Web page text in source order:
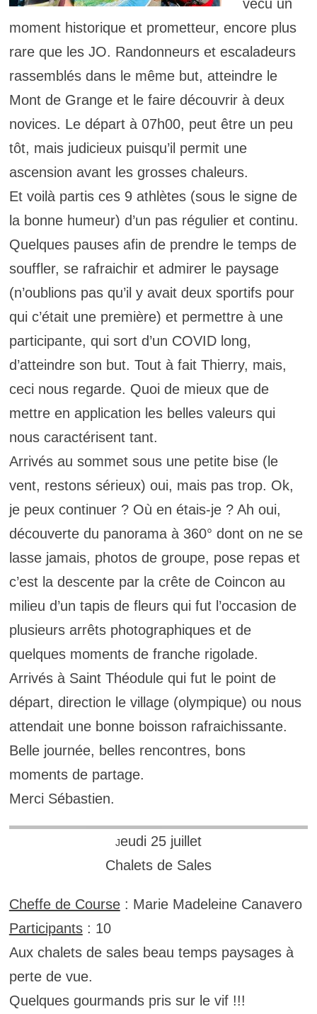
vécu un
moment historique et prometteur, encore plus
rare que les JO. Randonneurs et escaladeurs
rassemblés dans le même but, atteindre le
Mont de Grange et le faire découvrir à deux
novices. Le départ à 07h00, peut être un peu
tôt, mais judicieux puisqu’il permit une
ascension avant les grosses chaleurs.
Et voilà partis ces 9 athlètes (sous le signe de
la bonne humeur) d’un pas régulier et continu.
Quelques pauses afin de prendre le temps de
souffler, se rafraichir et admirer le paysage
(n’oublions pas qu’il y avait deux sportifs pour
qui c’était une première) et permettre à une
participante, qui sort d’un COVID long,
d’atteindre son but. Tout à fait Thierry, mais,
ceci nous regarde. Quoi de mieux que de
mettre en application les belles valeurs qui
nous caractérisent tant.
Arrivés au sommet sous une petite bise (le
vent, restons sérieux) oui, mais pas trop. Ok,
je peux continuer ? Où en étais-je ? Ah oui,
découverte du panorama à 360° dont on ne se
lasse jamais, photos de groupe, pose repas et
c’est la descente par la crête de Coincon au
milieu d’un tapis de fleurs qui fut l’occasion de
plusieurs arrêts photographiques et de
quelques moments de franche rigolade.
Arrivés à Saint Théodule qui fut le point de
départ, direction le village (olympique) ou nous
attendait une bonne boisson rafraichissante.
Belle journée, belles rencontres, bons
moments de partage.
Merci Sébastien.
Jeudi 25 juillet
Chalets de Sales
Cheffe de Course: Marie Madeleine Canavero
Participants: 10
Aux chalets de sales beau temps paysages à
perte de vue.
Quelques gourmands pris sur le vif !!!